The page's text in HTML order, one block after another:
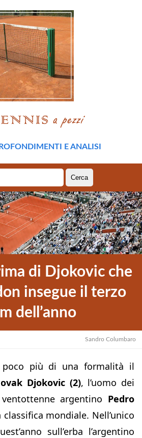
E ANALISI
di Djokovic che
insegue il terzo
dell’anno
Sandro Columbaro
poco più di una formalità il
Djokovic (2), l’uomo dei
argentino Pedro
classifica mondiale. Nell’unico
sull’erba l’argentino